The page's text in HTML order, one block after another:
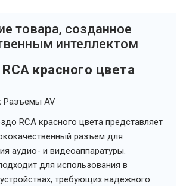
товара, созданное
интеллектом
RCA красного цвета
Разъемы AV
RCA красного цвета представляет
разъем для
аудио- и видеоаппаратуры.
для использования в
требующих надежного